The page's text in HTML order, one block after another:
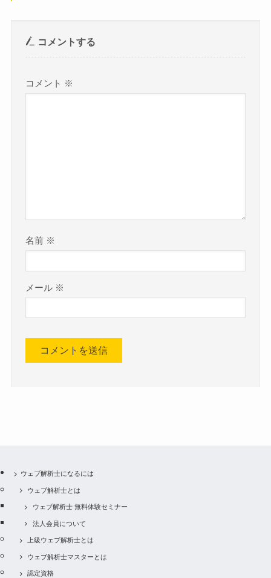
コメントする
コメント ※
名前 ※
メール ※
ウェブ解析士になるには
ウェブ解析士とは
ウェブ解析士 無料体験セミナー
法人会員について
上級ウェブ解析士とは
ウェブ解析士マスターとは
認定資格